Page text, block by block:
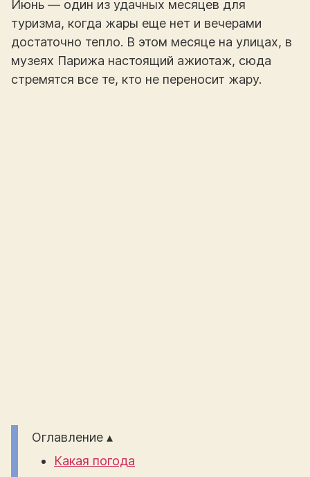
Июнь — один из удачных месяцев для
туризма, когда жары еще нет и вечерами
достаточно тепло. В этом месяце на улицах, в
музеях Парижа настоящий ажиотаж, сюда
стремятся все те, кто не переносит жару.
Оглавление ▴
Какая погода